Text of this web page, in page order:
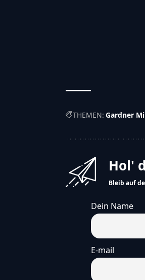
THEMEN: Gardner
Hol'
Bleib auf
Dein Name
E-mail